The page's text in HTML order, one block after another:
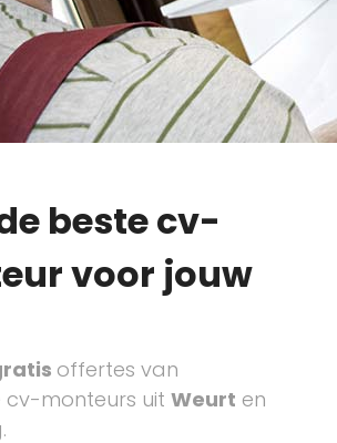
beste cv-
voor jouw
offertes van
cv-monteurs uit Weurt en